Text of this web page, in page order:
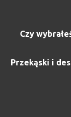
Czy
Przekąski i